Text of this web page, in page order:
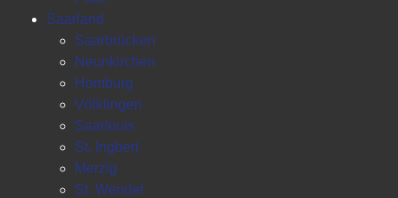
Saarland
Saarbrücken
Neunkirchen
Homburg
Völklingen
Saarlouis
St. Ingbert
Merzig
St. Wendel